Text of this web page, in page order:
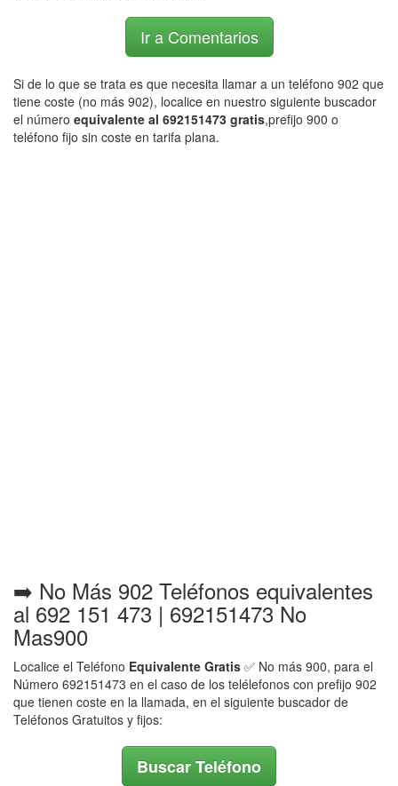
Ir a Comentarios
Si de lo que se trata es que necesita llamar a un teléfono 902 que
tiene coste (no más 902), localice en nuestro siguiente buscador
el número equivalente al 692151473 gratis,prefijo 900 o
teléfono fijo sin coste en tarifa plana.
➡️ No Más 902 Teléfonos equivalentes
al 692 151 473 | 692151473 No
Mas900
Localice el Teléfono Equivalente Gratis ✅ No más 900, para el
Número 692151473 en el caso de los telélefonos con prefijo 902
que tienen coste en la llamada, en el siguiente buscador de
Teléfonos Gratuitos y fijos:
Buscar Teléfono